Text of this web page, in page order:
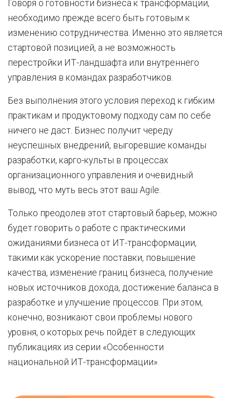
Говоря о готовности бизнеса к трансформации,
необходимо прежде всего быть готовым к
изменению сотрудничества. Именно это является
стартовой позицией, а не возможность
перестройки ИТ-ландшафта или внутреннего
управления в командах разработчиков.
Без выполнения этого условия переход к гибким
практикам и продуктовому подходу сам по себе
ничего не даст. Бизнес получит череду
неуспешных внедрений, выгоревшие команды
разработки, карго-культы в процессах
организационного управления и очевидный
вывод, что муть весь этот ваш Agile.
Только преодолев этот стартовый барьер, можно
будет говорить о работе с практическими
ожиданиями бизнеса от ИТ-трансформации,
такими как ускорение поставки, повышение
качества, изменение границ бизнеса, получение
новых источников дохода, достижение баланса в
разработке и улучшение процессов. При этом,
конечно, возникают свои проблемы нового
уровня, о которых речь пойдёт в следующих
публикациях из серии «Особенности
национальной ИТ-трансформации».